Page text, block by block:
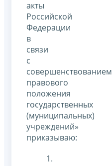
акты
Российской
Федерации
в
связи
с
совершенствованием
правового
положения
государственных
(муниципальных)
учреждений»
приказываю:
1.